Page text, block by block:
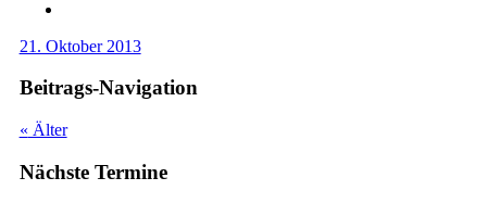
21. Oktober 2013
Beitrags-Navigation
« Älter
Nächste Termine